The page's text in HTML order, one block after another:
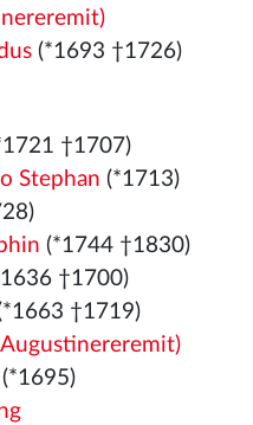
(*1693 †1726)
†1707)
Stephan (*1713)
(*1744 †1830)
†1700)
†1719)
(*1695)